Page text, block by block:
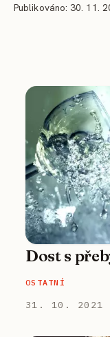
Publikováno: 30. 11.
Dost s
OSTATNÍ
31. 10. 2021